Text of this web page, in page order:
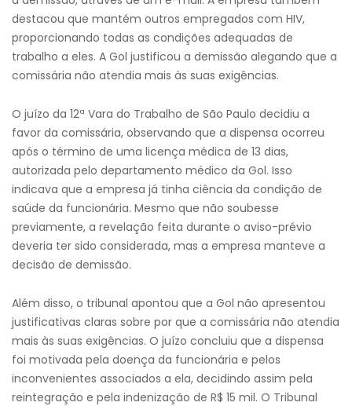
destacou que mantém outros empregados com HIV,
proporcionando todas as condições adequadas de
trabalho a eles. A Gol justificou a demissão alegando que a
comissária não atendia mais às suas exigências.
O juízo da 12ª Vara do Trabalho de São Paulo decidiu a
favor da comissária, observando que a dispensa ocorreu
após o término de uma licença médica de 13 dias,
autorizada pelo departamento médico da Gol. Isso
indicava que a empresa já tinha ciência da condição de
saúde da funcionária. Mesmo que não soubesse
previamente, a revelação feita durante o aviso-prévio
deveria ter sido considerada, mas a empresa manteve a
decisão de demissão.
Além disso, o tribunal apontou que a Gol não apresentou
justificativas claras sobre por que a comissária não atendia
mais às suas exigências. O juízo concluiu que a dispensa
foi motivada pela doença da funcionária e pelos
inconvenientes associados a ela, decidindo assim pela
reintegração e pela indenização de R$ 15 mil. O Tribunal